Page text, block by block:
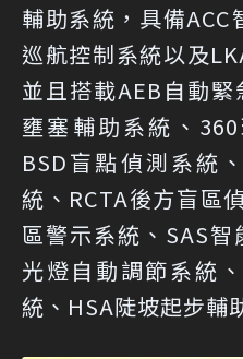
輔助系統，具備
巡航控制系統以及
並且搭載AEB自動
壅塞輔助系統、
BSD盲點偵測系統
統、RCTA後方盲區
區警示系統、SAS
光燈自動調節系統
統、HSA陡坡起步輔